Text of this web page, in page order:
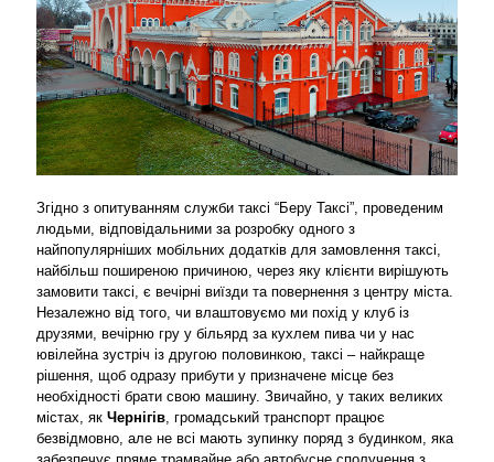
Згідно з опитуванням служби таксі “Беру Таксі”, проведеним
людьми, відповідальними за розробку одного з
найпопулярніших мобільних додатків для замовлення таксі,
найбільш поширеною причиною, через яку клієнти вирішують
замовити таксі, є вечірні виїзди та повернення з центру міста.
Незалежно від того, чи влаштовуємо ми похід у клуб із
друзями, вечірню гру у більярд за кухлем пива чи у нас
ювілейна зустріч із другою половинкою, таксі – найкраще
рішення, щоб одразу прибути у призначене місце без
необхідності брати свою машину. Звичайно, у таких великих
містах, як Чернігів, громадський транспорт працює
безвідмовно, але не всі мають зупинку поряд з будинком, яка